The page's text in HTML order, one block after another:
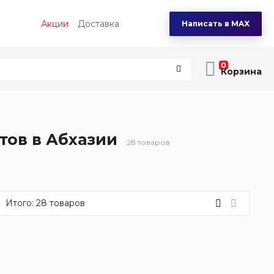
Написать в MAX
Акции Доставка
0
в Абхазии 28 товаров
Итого: 28 товаров